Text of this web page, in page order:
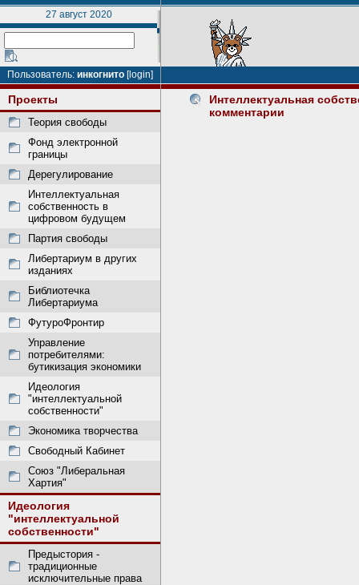
27 август 2020
Пользователь: инкогнито [login]
Проекты
Теория свободы
Фонд электронной
границы
Дерегулирование
Интеллектуальная
собственность в
цифровом будущем
Партия свободы
Либертариум в других
изданиях
Библиотечка
Либертариума
ФутуроФронтир
Управление
потребителями:
бутикизация экономики
Идеология
"интеллектуальной
собственности"
Экономика творчества
Свободный Кабинет
Союз "Либеральная
Хартия"
Идеология
"интеллектуальной
собственности"
Предыстория -
традиционные
исключительные права
Интеллектуальная
комментарии